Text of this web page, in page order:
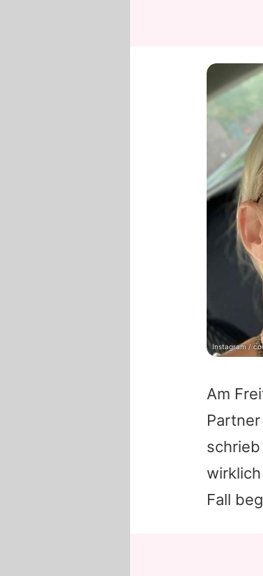
Am
Fall
Instagram /